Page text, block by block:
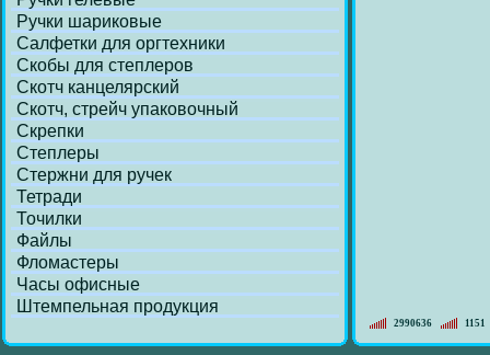
Ручки шариковые
Салфетки для оргтехники
Скобы для степлеров
Скотч канцелярский
Скотч, стрейч упаковочный
Скрепки
Степлеры
Стержни для ручек
Тетради
Точилки
Файлы
Фломастеры
Часы офисные
Штемпельная продукция
2990636 1151